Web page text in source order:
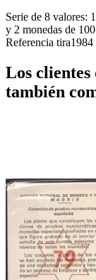
Serie de 8 valores:
y 2 monedas de
Referencia tira1984
Los
también